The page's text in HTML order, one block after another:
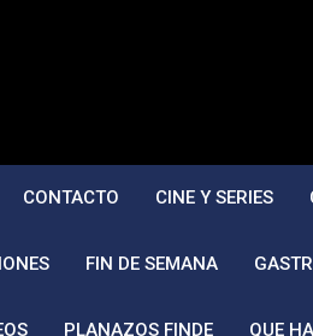
CONTACTO CINE Y SERIES
FIN DE SEMANA
PLANAZOS FINDE QUE